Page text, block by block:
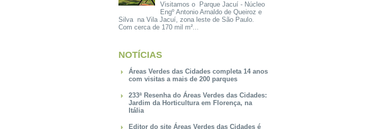
Visitamos o Parque Jacuí - Núcleo
Engº Antonio Arnaldo de Queiroz e
Silva na Vila Jacuí, zona leste de São Paulo.
Com cerca de 170 mil m²...
NOTÍCIAS
Áreas Verdes das Cidades completa 14 anos
com visitas a mais de 200 parques
233ª Resenha do Áreas Verdes das Cidades:
Jardim da Horticultura em Florença, na
Itália
Editor do site Áreas Verdes das Cidades é